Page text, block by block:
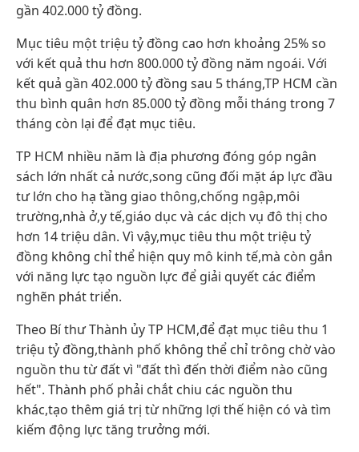
gần 402.000 tỷ đồng.
Mục tiêu một triệu tỷ đồng cao hơn khoảng 25% so
với kết quả thu hơn 800.000 tỷ đồng năm ngoái. Với
kết quả gần 402.000 tỷ đồng sau 5 tháng,TP HCM cần
thu bình quân hơn 85.000 tỷ đồng mỗi tháng trong 7
tháng còn lại để đạt mục tiêu.
TP HCM nhiều năm là địa phương đóng góp ngân
sách lớn nhất cả nước,song cũng đối mặt áp lực đầu
tư lớn cho hạ tầng giao thông,chống ngập,môi
trường,nhà ở,y tế,giáo dục và các dịch vụ đô thị cho
hơn 14 triệu dân. Vì vậy,mục tiêu thu một triệu tỷ
đồng không chỉ thể hiện quy mô kinh tế,mà còn gắn
với năng lực tạo nguồn lực để giải quyết các điểm
nghẽn phát triển.
Theo Bí thư Thành ủy TP HCM,để đạt mục tiêu thu 1
triệu tỷ đồng,thành phố không thể chỉ trông chờ vào
nguồn thu từ đất vì "đất thì đến thời điểm nào cũng
hết". Thành phố phải chắt chiu các nguồn thu
khác,tạo thêm giá trị từ những lợi thế hiện có và tìm
kiếm động lực tăng trưởng mới.